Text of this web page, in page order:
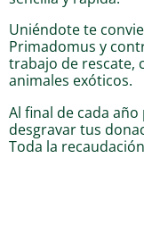
Uniéndote te
Primadomus y
trabajo de rescate,
animales exóticos.
Al final de cada
desgravar tus
Toda la